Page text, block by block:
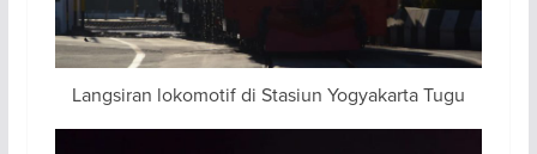
Langsiran lokomotif di Stasiun Yogyakarta Tugu